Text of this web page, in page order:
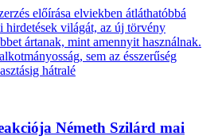
előírása elviekben átláthatóbbá
hirdetések világát, az új törvény
ártanak, mint amennyit használnak.
sem az ésszerűség
hátralé
Németh Szilárd mai